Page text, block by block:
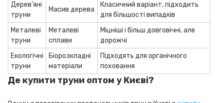
Дерев'яні
труни
Масив дерева
Класичний варіант, підходить
для більшості випадків
Металеві
труни
Металеві
сплави
Міцніші і більш довговічні, але
дорожчі
Екологічні
труни
Біорозкладні
матеріали
Підходять для органічного
поховання
Де купити труни оптом у Києві?